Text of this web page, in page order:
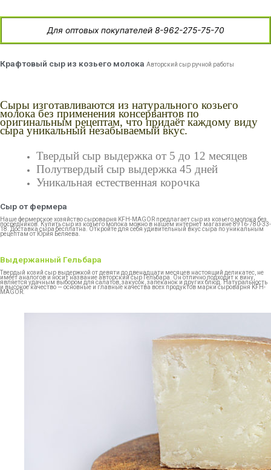
Для оптовых покупателей 8-962-275-75-70
Крафтовый сыр из козьего молока Авторский сыр ручной работы
Сыры изготавливаются из натурального козьего
молока без применения консервантов по
оригинальным рецептам, что придаёт каждому виду
сыра уникальный незабываемый вкус.
Твердый сыр выдержка от 5 до 12 месяцев
Полутвердый сыр выдержка 45 дней
Уникальная естественная корочка
Сыр от фермера
Наше фермерское хозяйство сыроварня KFH-MAGOR предлагает сыр из козьего молока без
посредников. Купить сыр из козьего молока можно в нашем интернет магазине 8916-780-33-
18. Доставка сыра бесплатна. Откройте для себя удивительный вкус сыра по уникальным
рецептам от Юрия Беляева.
Выдержанный Гельбара
Твердый козий сыр выдержкой от девяти до двенадцати месяцев настоящий деликатес, не
имеет аналогов и носит название авторский сыр Гельбара. Он отлично подходит к вину,
является удачным выбором для салатов, закусок, запеканок и других блюд. Натуральность
и высокое качество — основные и главные качества всех продуктов марки сыроварня KFH-
MAGOR.